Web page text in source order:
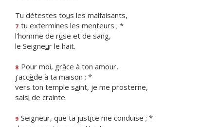
Tu détestes tous les malfaisants,
7 tu extermines les menteurs ; *
l'homme de ruse et de sang,
le Seigneur le hait.
8 Pour moi, grâce à ton amour,
j'accède à ta maison ; *
vers ton temple saint, je me prosterne,
saisi de crainte.
9 Seigneur, que ta justice me conduise ; *